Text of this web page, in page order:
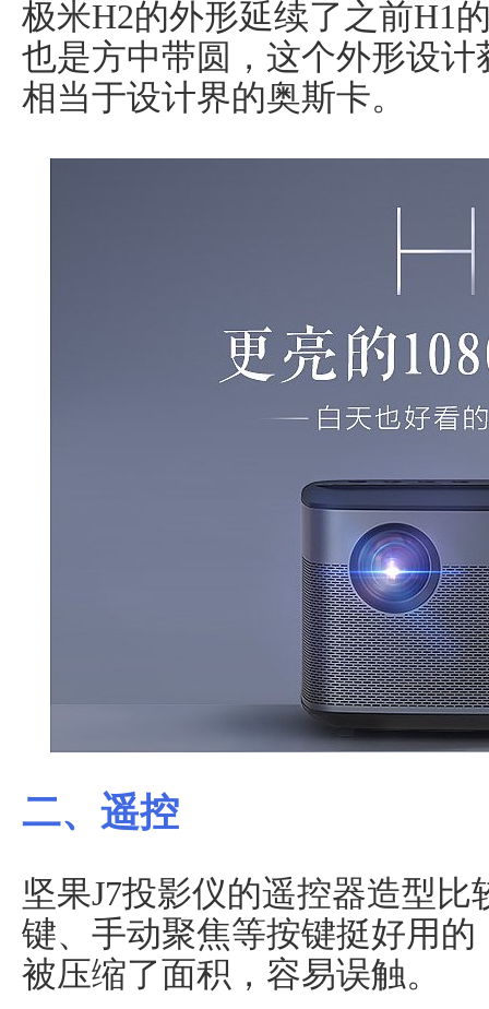
极米H2的外形延续了之前H1
也是方中带圆，这个外形设
相当于设计界的奥斯卡。
二、遥控
坚果J7投影仪的遥控器造型
键、手动聚焦等按键挺好用
被压缩了面积，容易误触。